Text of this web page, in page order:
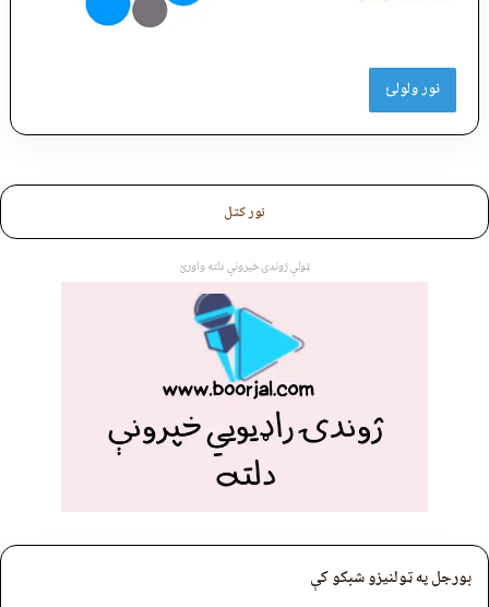
نور ولولئ
نور کتل
ټولې ژوندۍ خپرونې دلته واورئ
بورجل په ټولنیزو شبکو کې